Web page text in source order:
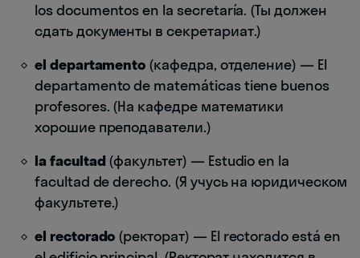
los documentos en la secretaría. (Ты должен
сдать документы в секретариат.)
el departamento (кафедра, отделение) — El
departamento de matemáticas tiene buenos
profesores. (На кафедре математики
хорошие преподаватели.)
la facultad (факультет) — Estudio en la
facultad de derecho. (Я учусь на юридическом
факультете.)
el rectorado (ректорат) — El rectorado está en